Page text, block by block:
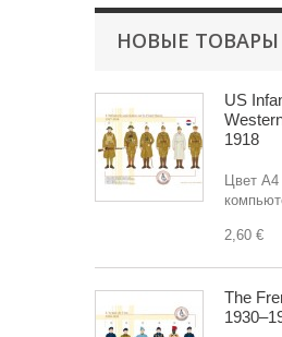
НОВЫЕ ТОВАРЫ
US
1918
Цвет A4
2,60 €
The